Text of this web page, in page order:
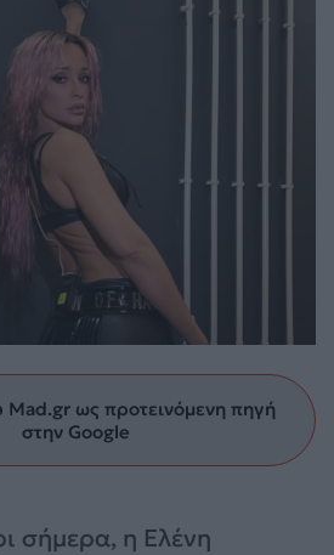
ως προτεινόμενη πηγή
στην Google
σήμερα, η Ελένη